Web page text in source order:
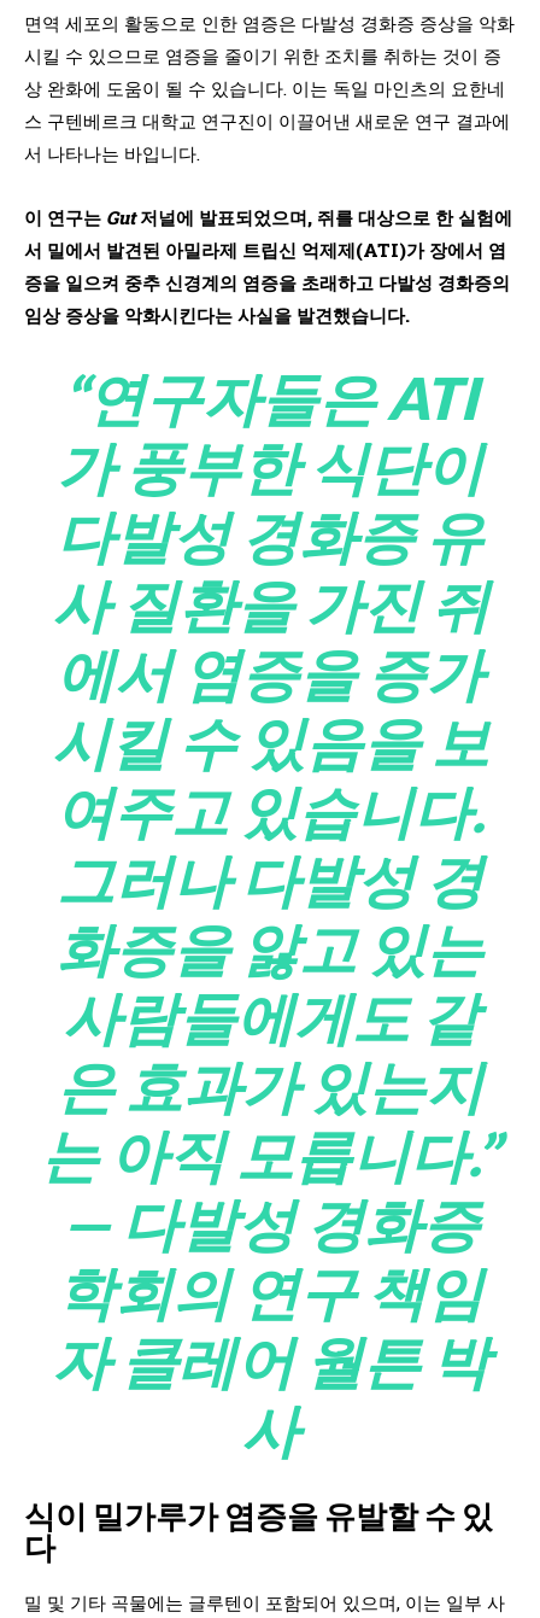
면역 세포의 활동으로 인한 염증은 다발성 경화증 증상을 악화
시킬 수 있으므로 염증을 줄이기 위한 조치를 취하는 것이 증
상 완화에 도움이 될 수 있습니다. 이는 독일 마인츠의 요한네
스 구텐베르크 대학교 연구진이 이끌어낸 새로운 연구 결과에
서 나타나는 바입니다.
이 연구는 Gut저널에 발표되었으며, 쥐를 대상으로 한 실험에
서 밀에서 발견된 아밀라제 트립신 억제제(ATI)가 장에서 염
증을 일으켜 중추 신경계의 염증을 초래하고 다발성 경화증의
임상 증상을 악화시킨다는 사실을 발견했습니다.
“연구자들은 ATI
가 풍부한 식단이
다발성 경화증 유
사 질환을 가진 쥐
에서 염증을 증가
시킬 수 있음을 보
여주고 있습니다.
그러나 다발성 경
화증을 앓고 있는
사람들에게도 같
은 효과가 있는지
는 아직 모릅니다.”
— 다발성 경화증
학회의 연구 책임
자 클레어 월튼 박
사
식이 밀가루가 염증을 유발할 수 있
다
밀 및 기타 곡물에는 글루텐이 포함되어 있으며, 이는 일부 사